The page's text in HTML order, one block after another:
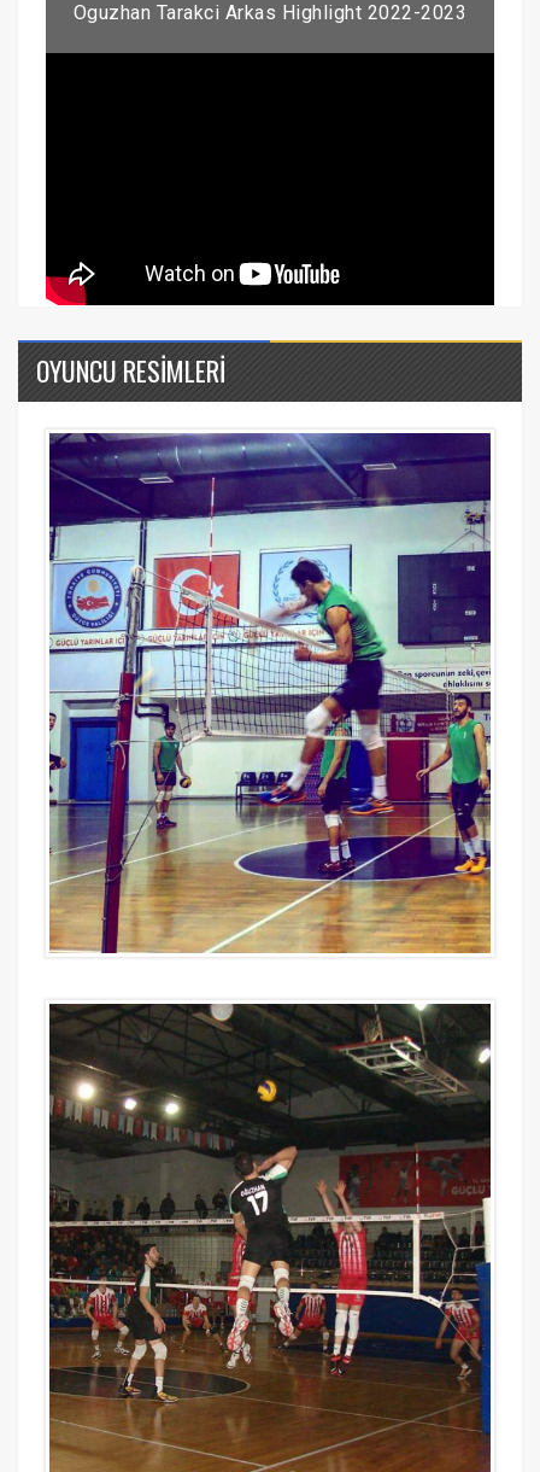
Oguzhan Tarakci Arkas Highlight 2022-2023
OYUNCU RESİMLERİ